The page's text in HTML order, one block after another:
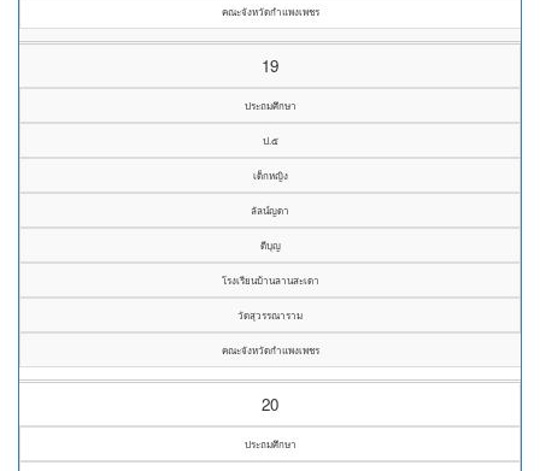
คณะจังหวัดกำแพงเพชร
19
ประถมศึกษา
ป.๕
เด็กหญิง
ลัลน์ญดา
ดีบุญ
โรงเรียนบ้านลานสะเดา
วัดสุวรรณาราม
คณะจังหวัดกำแพงเพชร
20
ประถมศึกษา